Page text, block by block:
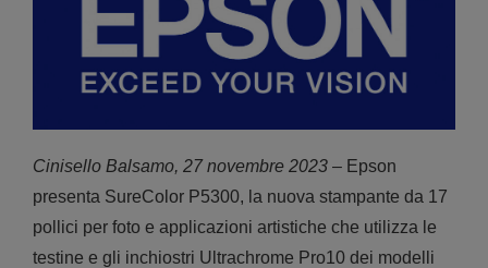
Cinisello Balsamo, 27 novembre 2023– Epson
presenta SureColor P5300, la nuova stampante da 17
pollici per foto e applicazioni artistiche che utilizza le
testine e gli inchiostri Ultrachrome Pro10 dei modelli